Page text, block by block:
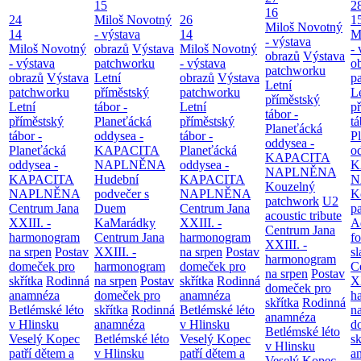
24
14
Miloš Novotný
- výstava
obrazů Výstava
patchworku
Letní
příměstský
tábor -
Planeťácká
oddysea -
KAPACITA
NAPLNĚNA
Centrum Jana
XXIII. -
harmonogram
na srpen Postav
domeček pro
skřítka Rodinná
anamnéza
Betlémské léto
v Hlinsku
Veselý Kopec
patří dětem a
15
Miloš Novotný
- výstava
obrazů Výstava
patchworku
Letní
příměstský
tábor -
Planeťácká
oddysea -
KAPACITA
NAPLNĚNA
Hudební
podvečer s
Duem
KaMarádky
Centrum Jana
XXIII. -
harmonogram
na srpen Postav
domeček pro
skřítka Rodinná
anamnéza
Betlémské léto
v Hlinsku
26
14
Miloš Novotný
- výstava
obrazů Výstava
patchworku
Letní
příměstský
tábor -
Planeťácká
oddysea -
KAPACITA
NAPLNĚNA
Centrum Jana
XXIII. -
harmonogram
na srpen Postav
domeček pro
skřítka Rodinná
anamnéza
Betlémské léto
v Hlinsku
Veselý Kopec
patří dětem a
16
Miloš Novotný
- výstava
obrazů Výstava
patchworku
Letní
příměstský
tábor -
Planeťácká
oddysea -
KAPACITA
NAPLNĚNA
Kouzelný
patchwork U2
acoustic tribute
Centrum Jana
XXIII. -
harmonogram
na srpen Postav
domeček pro
skřítka Rodinná
anamnéza
Betlémské léto
v Hlinsku
-